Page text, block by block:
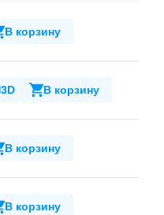
В корзину
3D В корзину
В корзину
В корзину